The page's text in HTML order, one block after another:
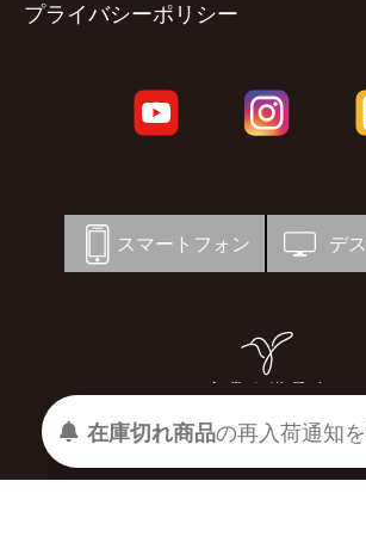
プライバシーポリシー
スマートフォン デス
© 宗像山道具店 by GRIPS
在庫切れ商品の再入荷通知を